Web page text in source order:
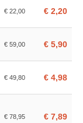
€ 22,00 € 2,20
€ 59,00 € 5,90
€ 49,80 € 4,98
€ 78,95 € 7,89